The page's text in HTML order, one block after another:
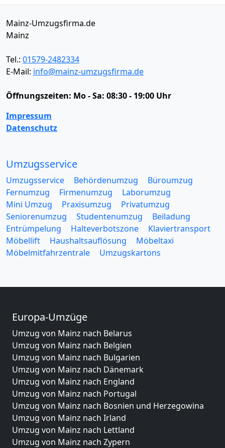
Mainz-Umzugsfirma.de
Mainz
Tel.: 01579-2482334
E-Mail: info@mainz-umzugsfirma.de
Öffnungszeiten: Mo - Sa: 08:30 - 19:00 Uhr
Impressum
Datenschutz
Umzugsservice
Umzugsservice Behördenumzug
Büroumzug
Fernumzug
Firmenumzug
Laborumzug
Mini Umzug
Praxisumzug
Privatumzug
Seniorenumzug
Studentenumzug
Beiladung
Entrümpelung
Halteverbotszone
Klaviertransport
Möbellift
Haushaltsauflösung
Möbeltaxi
Möbelmitfahrzentrale
Umzugskartons
Europa-Umzüge
Umzug von Mainz nach Belarus
Umzug von Mainz nach Belgien
Umzug von Mainz nach Bulgarien
Umzug von Mainz nach Dänemark
Umzug von Mainz nach England
Umzug von Mainz nach Portugal
Umzug von Mainz nach Bosnien und Herzegowina
Umzug von Mainz nach Irland
Umzug von Mainz nach Lettland
Umzug von Mainz nach Zypern